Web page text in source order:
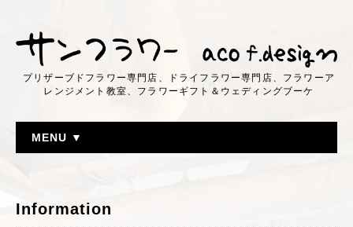
プリザーブドフラワー専門店、ドライフラワー専門店、フラワーア
レンジメント教室、フラワーギフト＆ウェディングブーケ
MENU ▼
Information